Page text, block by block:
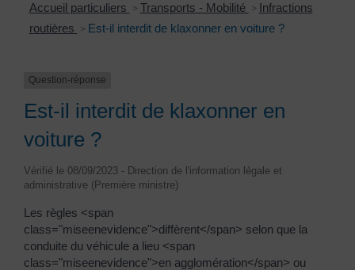
Accueil particuliers > Transports - Mobilité > Infractions
routières > Est-il interdit de klaxonner en voiture ?
Question-réponse
Est-il interdit de klaxonner en
voiture ?
Vérifié le 08/09/2023 - Direction de l'information légale et
administrative (Première ministre)
Les règles <span
class="miseenevidence">diffèrent</span> selon que la
conduite du véhicule a lieu <span
class="miseenevidence">en agglomération</span> ou